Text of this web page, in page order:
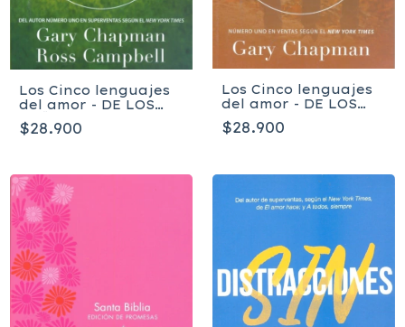
Los Cinco lenguajes
del amor - DE LOS
NIÑOS
$28.900
Los Cinco lenguajes
del amor - DE LOS
JÓVENES - Gary
Chapman
$28.900